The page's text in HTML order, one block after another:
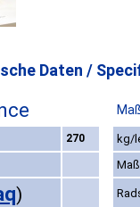
Daten /
270
kg/
)